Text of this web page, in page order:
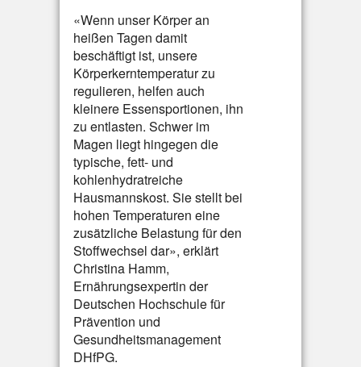
«Wenn unser Körper an
heißen Tagen damit
beschäftigt ist, unsere
Körperkerntemperatur zu
regulieren, helfen auch
kleinere Essensportionen, ihn
zu entlasten. Schwer im
Magen liegt hingegen die
typische, fett- und
kohlenhydratreiche
Hausmannskost. Sie stellt bei
hohen Temperaturen eine
zusätzliche Belastung für den
Stoffwechsel dar», erklärt
Christina Hamm,
Ernährungsexpertin der
Deutschen Hochschule für
Prävention und
Gesundheitsmanagement
DHfPG.